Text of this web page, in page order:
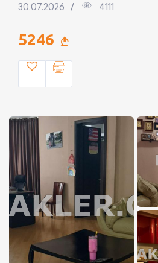
30.07.2026
4111
5246